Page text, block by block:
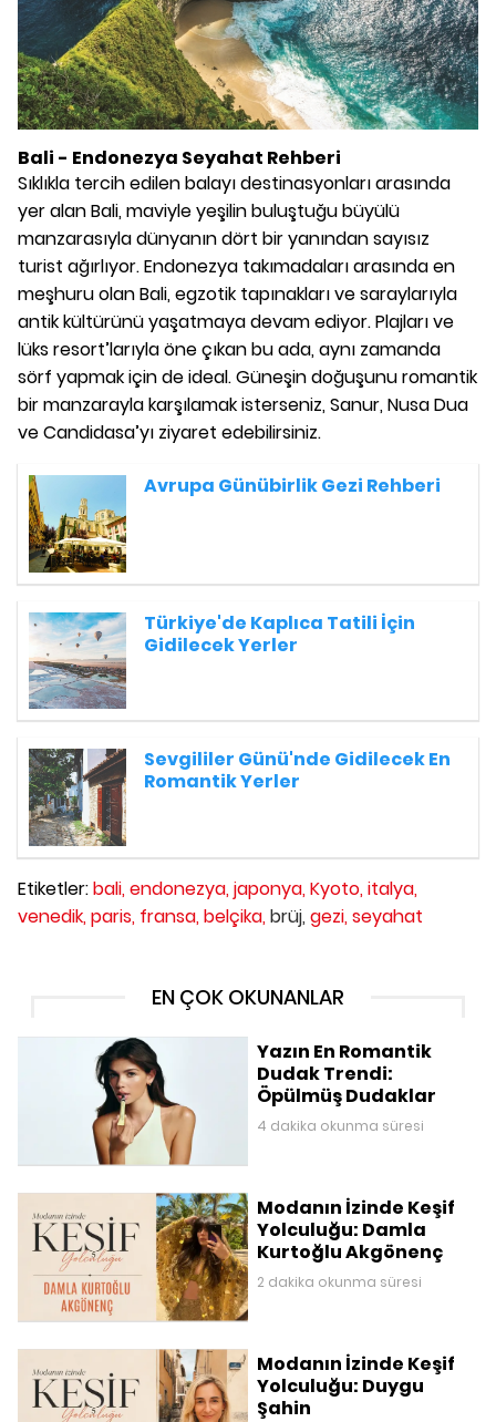
Bali - Endonezya Seyahat Rehberi
Sıklıkla tercih edilen balayı destinasyonları arasında
yer alan Bali, maviyle yeşilin buluştuğu büyülü
manzarasıyla dünyanın dört bir yanından sayısız
turist ağırlıyor. Endonezya takımadaları arasında en
meşhuru olan Bali, egzotik tapınakları ve saraylarıyla
antik kültürünü yaşatmaya devam ediyor. Plajları ve
lüks resort’larıyla öne çıkan bu ada, aynı zamanda
sörf yapmak için de ideal. Güneşin doğuşunu romantik
bir manzarayla karşılamak isterseniz, Sanur, Nusa Dua
ve Candidasa’yı ziyaret edebilirsiniz.
Avrupa Günübirlik Gezi Rehberi
Türkiye'de Kaplıca Tatili İçin
Gidilecek Yerler
Sevgililer Günü'nde Gidilecek En
Romantik Yerler
Etiketler:bali,endonezya,japonya,Kyoto,italya,
venedik,paris, fransa,belçika,brüj, gezi,seyahat
EN ÇOK OKUNANLAR
Yazın En Romantik
Dudak Trendi:
Öpülmüş Dudaklar
4 dakika okunma süresi
Modanın İzinde Keşif
Yolculuğu: Damla
Kurtoğlu Akgönenç
2 dakika okunma süresi
Modanın İzinde Keşif
Yolculuğu: Duygu
Şahin